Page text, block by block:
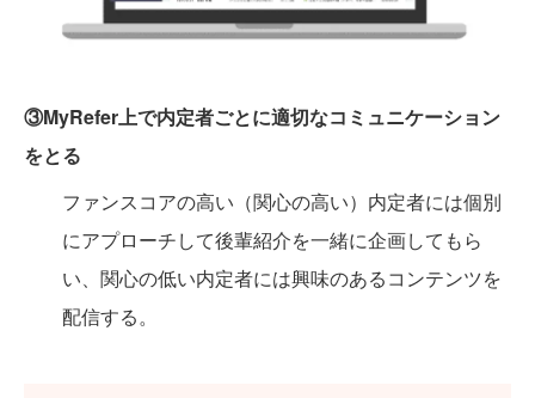
③MyRefer上で内定者ごとに適切なコミュニケーション
をとる
ファンスコアの高い（関心の高い）内定者には個別
にアプローチして後輩紹介を一緒に企画してもら
い、関心の低い内定者には興味のあるコンテンツを
配信する。